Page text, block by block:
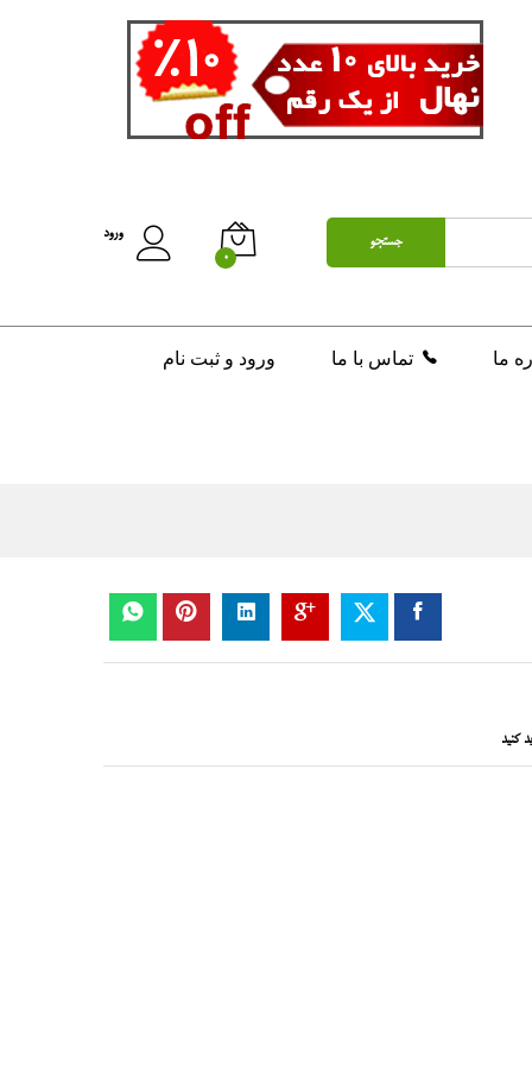
جستجو
0
ورود
ما تماس با ما ورود و ثبت نام
کنید
تومان130,000 افزودن به سبد خرید